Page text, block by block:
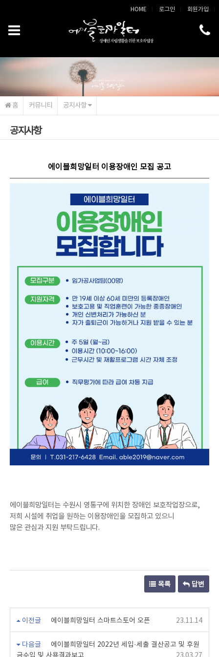
HOME 로그인 회원가입
홈 커뮤니티 공지사항
공지사항
에이블희망일터 이용장애인 모집 공고
에이블희망일터는 수원시 영통구에 위치한 장애인 보호작업장으로,
저희 시설에 취업을 원하는 이용장애인을 모집하고 있으니
많은 관심과 지원 부탁드립니다.
목록 답변
이전글 에이블희망일터 스마트스토어 오픈 23.11.14
다음글
에이블희망일터 2022년 세입·세출 결산공고 및 후원
금수입 및 사용결과보고
23.03.27